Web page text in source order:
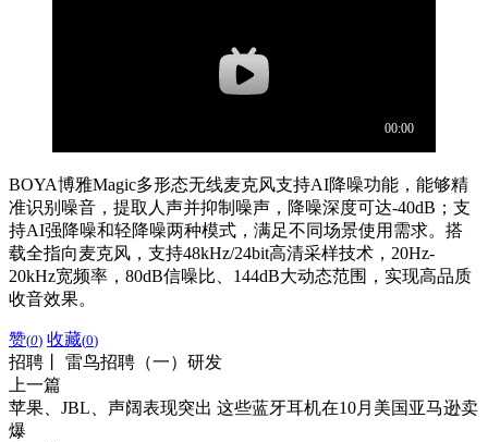
BOYA博雅Magic多形态无线麦克风支持AI降噪功能，能够精
准识别噪音，提取人声并抑制噪声，降噪深度可达-40dB；支
持AI强降噪和轻降噪两种模式，满足不同场景使用需求。搭
载全指向麦克风，支持48kHz/24bit高清采样技术，20Hz-
20kHz宽频率，80dB信噪比、144dB大动态范围，实现高品质
收音效果。
赞(0) 收藏(0)
招聘丨 雷鸟招聘（一）研发
上一篇
苹果、JBL、声阔表现突出 这些蓝牙耳机在10月美国亚马逊卖
爆